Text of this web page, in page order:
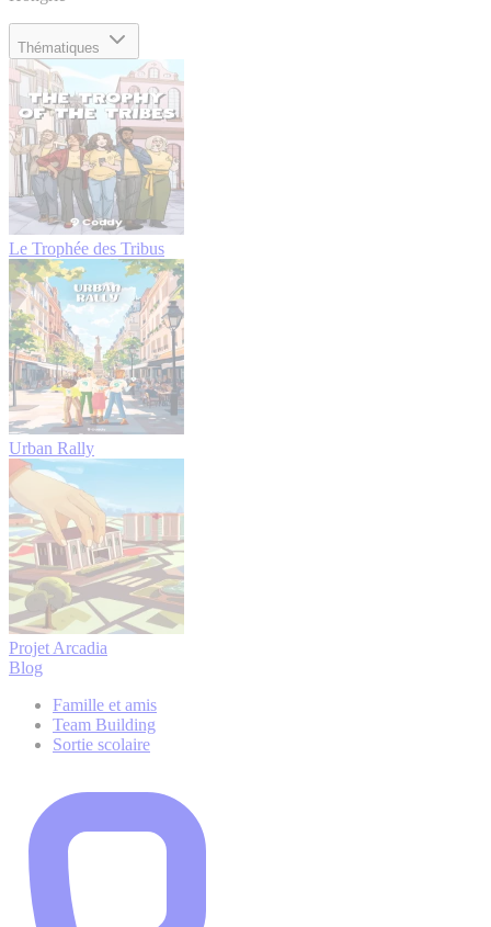
Thématiques
Le Trophée des Tribus
Urban Rally
Projet Arcadia
Blog
Famille et amis
Team Building
Sortie scolaire